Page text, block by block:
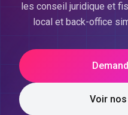
les conseil juridique et
local et back-office
Voir